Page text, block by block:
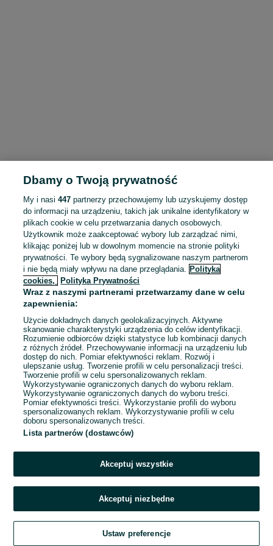
To ogłoszenie nie jest już dostępne
Przejdź na stronę główną
Dbamy o Twoją prywatność
My i nasi447 partnerzy przechowujemy lub uzyskujemy dostęp
do informacji na urządzeniu, takich jak unikalne identyfikatory w
plikach cookie w celu przetwarzania danych osobowych.
Użytkownik może zaakceptować wybory lub zarządzać nimi,
klikając poniżej lub w dowolnym momencie na stronie polityki
prywatności. Te wybory będą sygnalizowane naszym partnerom
i nie będą miały wpływu na dane przeglądania. Polityka
cookies,
Polityka Prywatności
Wraz z naszymi partnerami przetwarzamy dane w celu
zapewnienia:
Użycie dokładnych danych geolokalizacyjnych. Aktywne
skanowanie charakterystyki urządzenia do celów identyfikacji.
Rozumienie odbiorców dzięki statystyce lub kombinacji danych
z różnych źródeł. Przechowywanie informacji na urządzeniu lub
dostęp do nich. Pomiar efektywności reklam. Rozwój i
ulepszanie usług. Tworzenie profili w celu personalizacji treści.
Tworzenie profili w celu spersonalizowanych reklam.
Wykorzystywanie ograniczonych danych do wyboru reklam.
Wykorzystywanie ograniczonych danych do wyboru treści.
Pomiar efektywności treści. Wykorzystanie profili do wyboru
spersonalizowanych reklam. Wykorzystywanie profili w celu
doboru spersonalizowanych treści.
Lista partnerów (dostawców)
Akceptuj wszystkie
Akceptuj niezbędne
Ustaw preferencje